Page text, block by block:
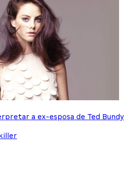
a ex-esposa de Ted Bundy